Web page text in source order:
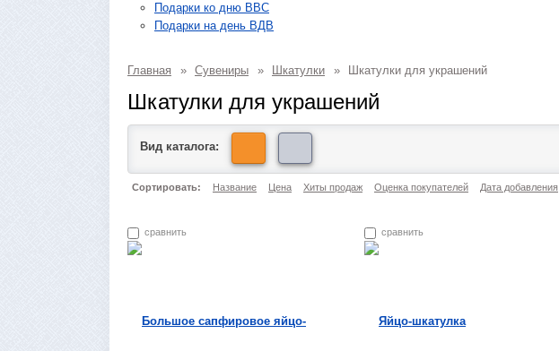
Подарки ко дню ВВС
Подарки на день ВДВ
Главная » Сувениры » Шкатулки » Шкатулки для украшений
Шкатулки для украшений
Вид каталога:
Сортировать: Название Цена Хиты продаж Оценка покупателей Дата добавления
сравнить сравнить